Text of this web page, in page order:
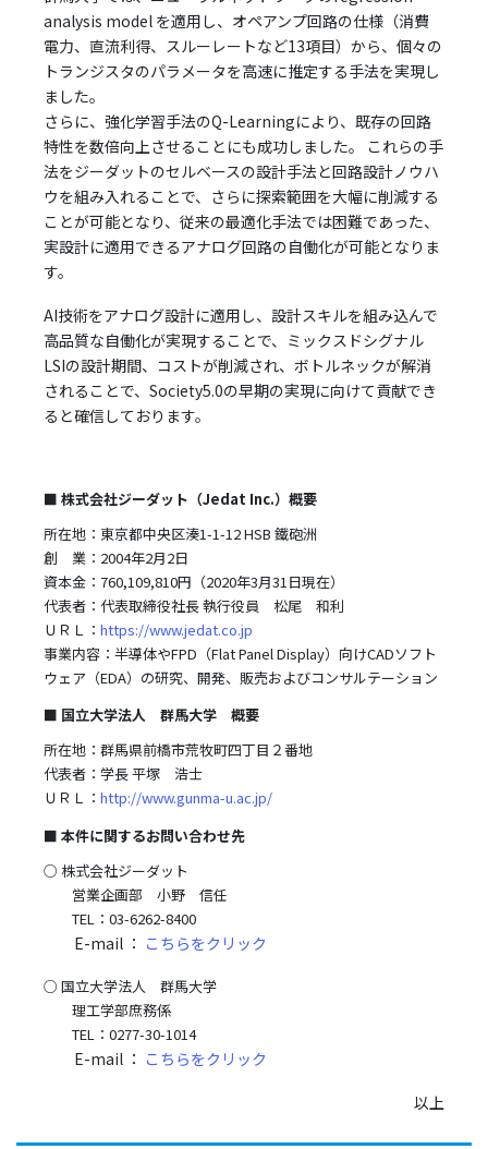
analysis model を適用し、オペアンプ回路の仕様（消費
電力、直流利得、スルーレートなど13項目）から、個々の
トランジスタのパラメータを高速に推定する手法を実現し
ました。
さらに、強化学習手法のQ-Learningにより、既存の回路
特性を数倍向上させることにも成功しました。 これらの手
法をジーダットのセルベースの設計手法と回路設計ノウハ
ウを組み入れることで、さらに探索範囲を大幅に削減する
ことが可能となり、従来の最適化手法では困難であった、
実設計に適用できるアナログ回路の自働化が可能となりま
す。
AI技術をアナログ設計に適用し、設計スキルを組み込んで
高品質な自働化が実現することで、ミックスドシグナル
LSIの設計期間、コストが削減され、ボトルネックが解消
されることで、Society5.0の早期の実現に向けて貢献でき
ると確信しております。
■ 株式会社ジーダット（Jedat Inc.）概要
所在地：東京都中央区湊1-1-12 HSB 鐵砲洲
創 業：2004年2月2日
資本金：760,109,810円（2020年3月31日現在）
代表者：代表取締役社長 執行役員 松尾 和利
ＵＲＬ：https://www.jedat.co.jp
事業内容：半導体やFPD（Flat Panel Display）向けCADソフト
ウェア（EDA）の研究、開発、販売およびコンサルテーション
■ 国立大学法人 群馬大学 概要
所在地：群馬県前橋市荒牧町四丁目２番地
代表者：学長 平塚 浩士
ＵＲＬ：http://www.gunma-u.ac.jp/
■ 本件に関するお問い合わせ先
○ 株式会社ジーダット
営業企画部 小野 信任
TEL：03-6262-8400
E-mail ： こちらをクリック
○ 国立大学法人 群馬大学
理工学部庶務係
TEL：0277-30-1014
E-mail ： こちらをクリック
以上